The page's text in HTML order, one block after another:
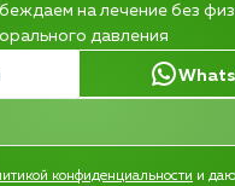
на лечение без
давления
конфиденциальности и